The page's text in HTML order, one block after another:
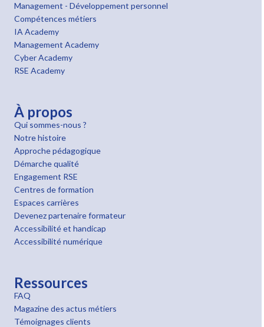
Management - Développement personnel
Compétences métiers
IA Academy
Management Academy
Cyber Academy
RSE Academy
À propos
Qui sommes-nous ?
Notre histoire
Approche pédagogique
Démarche qualité
Engagement RSE
Centres de formation
Espaces carrières
Devenez partenaire formateur
Accessibilité et handicap
Accessibilité numérique
Ressources
FAQ
Magazine des actus métiers
Témoignages clients